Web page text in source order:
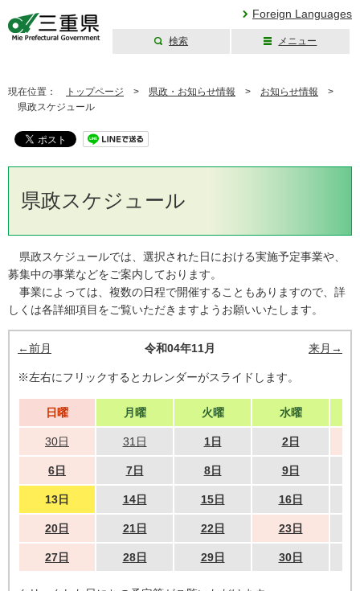
Foreign Languages
検索 メニュー
現在位置： トップページ > 県政・お知らせ情報 > お知らせ情報 >
県政スケジュール
県政スケジュール
県政スケジュールでは、選択された日における実施予定事業や、
募集中の事業などをご案内しております。
事業によっては、複数の日程で開催することもありますので、詳
しくは各詳細項目をご覧いただきますようお願いいたします。
←前月 令和04年11月 来月→
※左右にフリックするとカレンダーがスライドします。
日曜 月曜 火曜 水曜
30日 31日 1日 2日
6日 7日 8日 9日
13日 14日 15日 16日
20日 21日 22日 23日
27日 28日 29日 30日